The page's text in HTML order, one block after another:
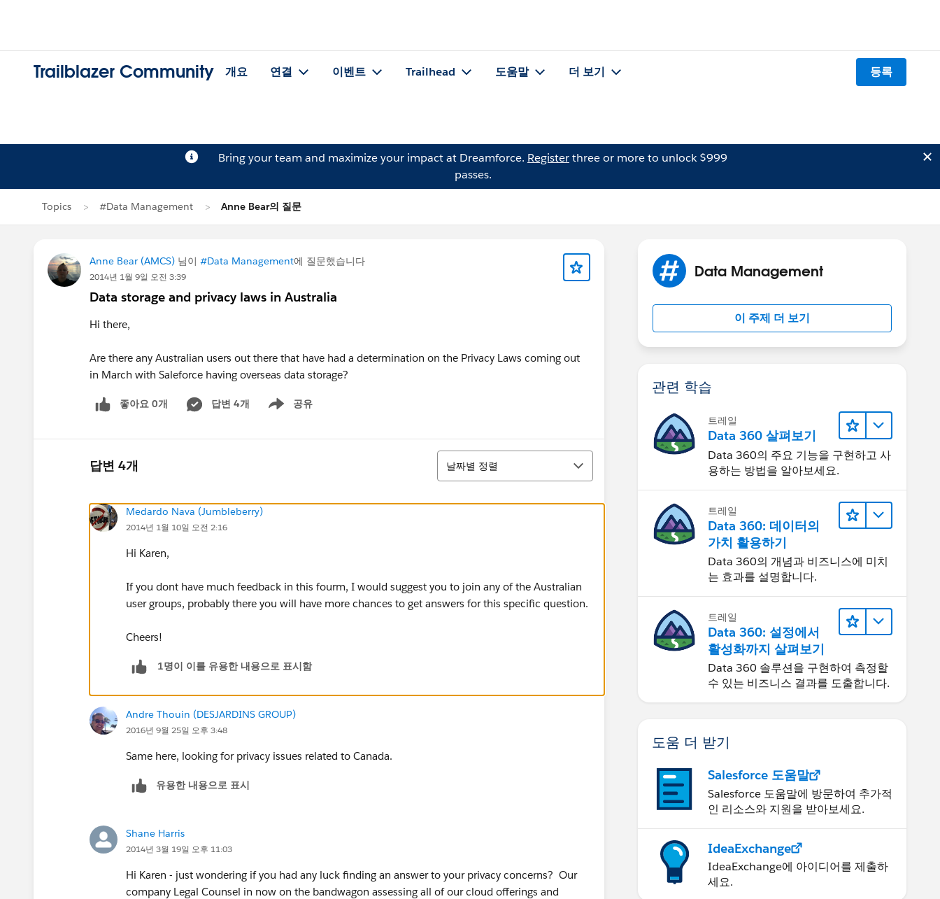
Trailblazer Community 개요 연결 이벤트 Trailhead 도움말 더 보기 등록
Bring your team and maximize your impact at Dreamforce. Registerthree or more to unlock $999
passes.
Topics #Data Management Anne Bear의 질문
Anne Bear (AMCS) 님이 #Data Management에 질문했습니다
2014년 1월 9일 오전 3:39
Data storage and privacy laws in Australia
Hi there,
Are there any Australian users out there that have had a determination on the Privacy Laws coming out
in March with Saleforce having overseas data storage?
좋아요 0개 답변 4개 공유
Show menu
답변 4개
정렬
날짜별 정렬
Medardo Nava (Jumbleberry)
2014년 1월 10일 오전 2:16
Hi Karen,
If you dont have much feedback in this fourm, I would suggest you to join any of the Australian
user groups, probably there you will have more chances to get answers for this specific question.
Cheers!
1명이 이를 유용한 내용으로 표시함
Andre Thouin (DESJARDINS GROUP)
2016년 9월 25일 오후 3:48
Same here, looking for privacy issues related to Canada.
유용한 내용으로 표시
Shane Harris
2014년 3월 19일 오후 11:03
Hi Karen - just wondering if you had any luck finding an answer to your privacy concerns? Our
company Legal Counsel in now on the bandwagon assessing all of our cloud offerings and
Data Management
이 주제 더 보기
관련 학습
트레일
Data 360 살펴보기
Data 360의 주요 기능을 구현하고 사
용하는 방법을 알아보세요.
트레일
Data 360: 데이터의
가치 활용하기
Data 360의 개념과 비즈니스에 미치
는 효과를 설명합니다.
트레일
Data 360: 설정에서
활성화까지 살펴보기
Data 360 솔루션을 구현하여 측정할
수 있는 비즈니스 결과를 도출합니다.
도움 더 받기
Salesforce 도움말
Salesforce 도움말에 방문하여 추가적
인 리소스와 지원을 받아보세요.
IdeaExchange
IdeaExchange에 아이디어를 제출하
세요.